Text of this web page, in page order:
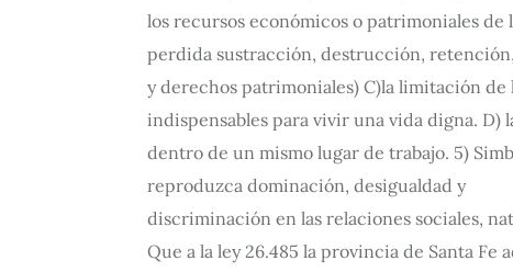
los recursos económicos o patrimoniales de
perdida sustracción, destrucción,
y derechos patrimoniales) C)la limitación
indispensables para vivir una vida digna.
dentro de un mismo lugar de trabajo. 5)
reproduzca dominación, desigualdad y
discriminación en las relaciones sociales,
Que a la ley 26.485 la provincia de Santa